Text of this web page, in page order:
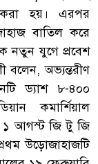
হয়। এরপর
বাতিল করে
নতুন যুগে প্রবেশ
বলেন, অভ্যন্তরীণ
ড্যাশ ৮-৪০০
কমার্শিয়াল
১ আগস্ট জি টু জি
উড়োজাহাজটি